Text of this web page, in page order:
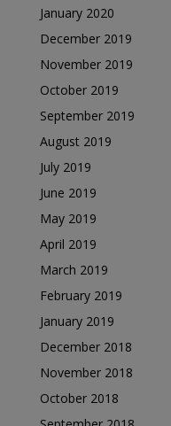
January 2020
December 2019
November 2019
October 2019
September 2019
August 2019
July 2019
June 2019
May 2019
April 2019
March 2019
February 2019
January 2019
December 2018
November 2018
October 2018